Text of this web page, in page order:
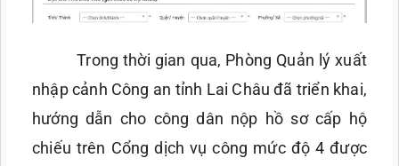
Trong thời gian qua, Phòng Quản lý xuất
nhập cảnh Công an tỉnh Lai Châu đã triển khai,
hướng dẫn cho công dân nộp hồ sơ cấp hộ
chiếu trên Cổng dịch vụ công mức độ 4 được